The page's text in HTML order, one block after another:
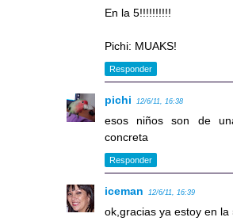
En la 5!!!!!!!!!!
Pichi: MUAKS!
Responder
pichi 12/6/11, 16:38
esos niños son de
concreta
Responder
iceman 12/6/11, 16:39
ok,gracias ya estoy en la